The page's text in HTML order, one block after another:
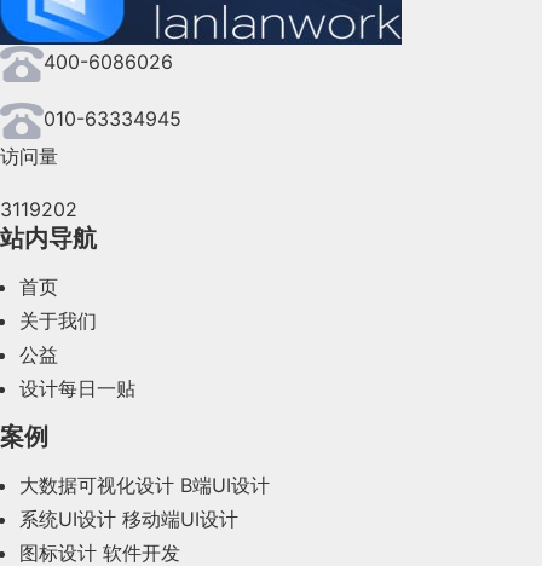
2024年8月(164)
2024年7月(107)
2024年6月(63)
2024年4月(44)
2024年2月(58)
2023年10月(14)
400-6086026
010-63334945
访问量
3119202
站内导航
首页
关于我们
公益
设计每日一贴
案例
大数据可视化设计 B端UI设计
系统UI设计 移动端UI设计
图标设计 软件开发